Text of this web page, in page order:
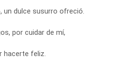
un dulce susurro ofreció.
por cuidar de mí,
hacerte feliz.